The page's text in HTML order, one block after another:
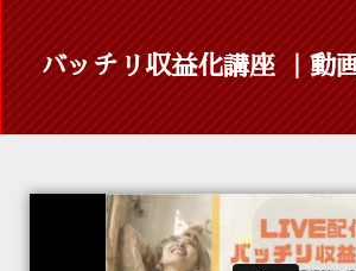
バッチリ収益化講座 ｜動